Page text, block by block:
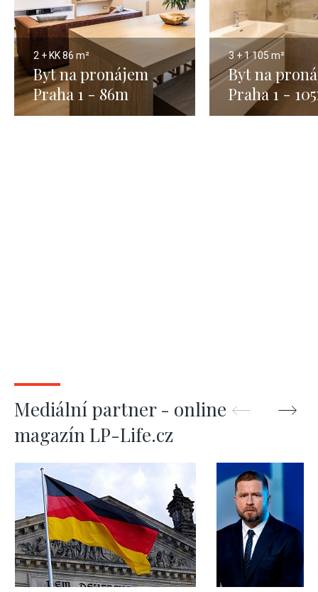
2 + KK86 m²
Byt na pronájem
Praha 1 - 86m
3 + 1105 m²
Byt na
Praha 1 -
Mediální partner - online
magazín LP-Life.cz